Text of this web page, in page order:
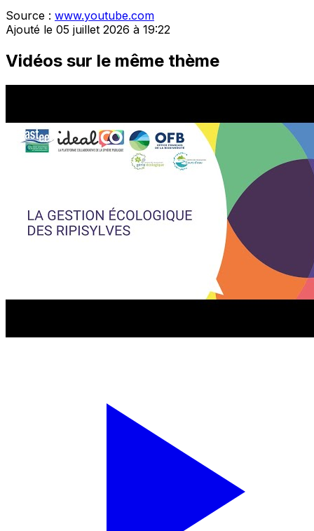
Source : www.youtube.com
Ajouté le 05 juillet 2026 à 19:22
Vidéos sur le même thème